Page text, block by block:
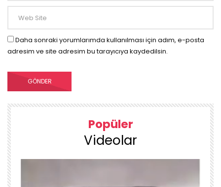
Daha sonraki yorumlarımda kullanılması için adım, e-posta
adresim ve site adresim bu tarayıcıya kaydedilsin.
Popüler
Videolar